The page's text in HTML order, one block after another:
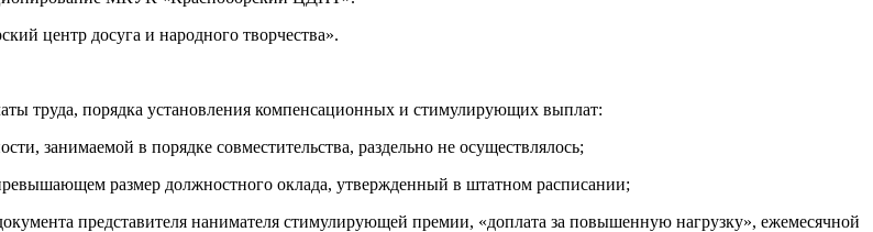
центр досуга и народного творчества».
труда, порядка установления компенсационных и стимулирующих выплат:
занимаемой в порядке совместительства, раздельно не осуществлялось;
размер должностного оклада, утвержденный в штатном расписании;
представителя нанимателя стимулирующей премии, «доплата за повышенную нагрузку», ежемесячной